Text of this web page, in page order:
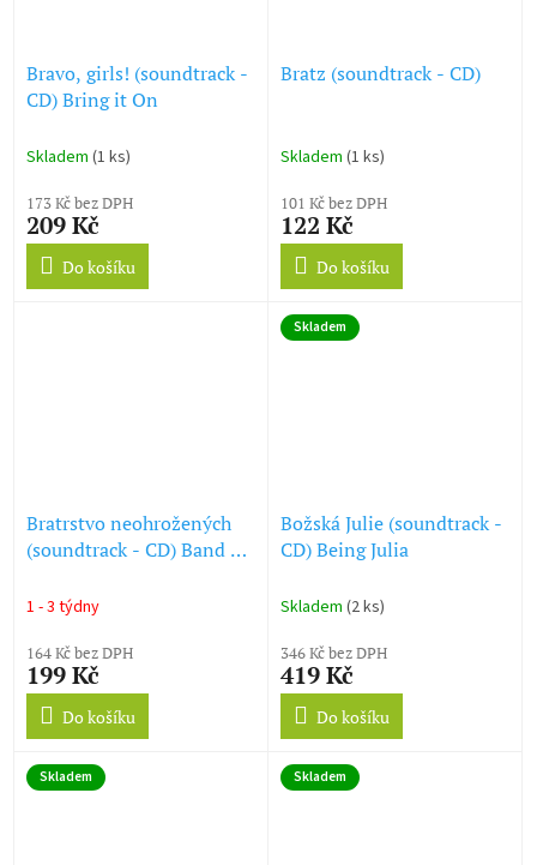
Bravo, girls! (soundtrack -
CD) Bring it On
Skladem (1 ks)
173 Kč bez DPH
209 Kč
Do košíku
Bratz (soundtrack - CD)
Skladem (1 ks)
101 Kč bez DPH
122 Kč
Do košíku
Bratrstvo neohrožených
(soundtrack - CD) Band of
1 - 3 týdny
164 Kč bez DPH
199 Kč
Do košíku
Skladem
Božská Julie (soundtrack -
CD) Being Julia
Skladem (2 ks)
346 Kč bez DPH
419 Kč
Do košíku
Skladem Skladem